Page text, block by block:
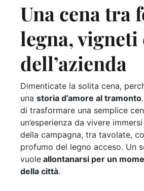
Una cena tra
legna, vigneti
dell’azienda
Dimenticate la solita cena,
una storia d’amore al tramonto.
di trasformare una semplice
un’esperienza da vivere
della campagna, tra tavolate,
profumo del legno acceso. Un
vuole allontanarsi per un
della città.